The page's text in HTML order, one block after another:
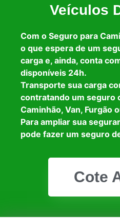
Veículos
Com o Seguro para
o que espera de um
carga e, ainda, conta
disponíveis 24h.
Transporte sua carga
contratando um seguro
Caminhão, Van, Furgão
Para ampliar sua
pode fazer um seguro
Cote